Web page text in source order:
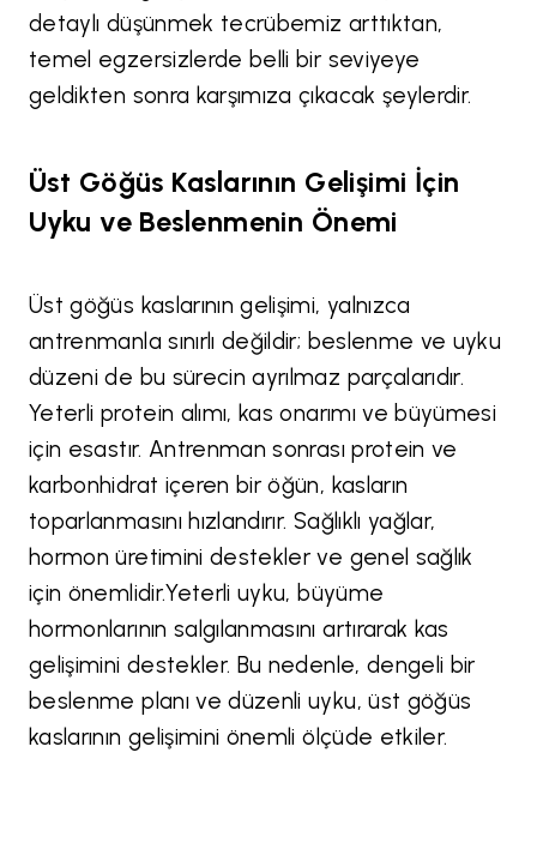
detaylı düşünmek tecrübemiz arttıktan,
temel egzersizlerde belli bir seviyeye
geldikten sonra karşımıza çıkacak şeylerdir.
Üst Göğüs Kaslarının Gelişimi İçin
Uyku ve Beslenmenin Önemi
Üst göğüs kaslarının gelişimi, yalnızca
antrenmanla sınırlı değildir; beslenme ve uyku
düzeni de bu sürecin ayrılmaz parçalarıdır.
Yeterli protein alımı, kas onarımı ve büyümesi
için esastır. Antrenman sonrası protein ve
karbonhidrat içeren bir öğün, kasların
toparlanmasını hızlandırır. Sağlıklı yağlar,
hormon üretimini destekler ve genel sağlık
için önemlidir.Yeterli uyku, büyüme
hormonlarının salgılanmasını artırarak kas
gelişimini destekler. Bu nedenle, dengeli bir
beslenme planı ve düzenli uyku, üst göğüs
kaslarının gelişimini önemli ölçüde etkiler.​